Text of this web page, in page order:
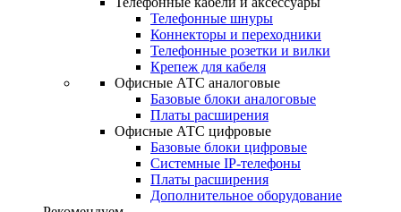
Телефонные шнуры
Коннекторы и переходники
Телефонные розетки и вилки
Крепеж для кабеля
Офисные АТС аналоговые
Базовые блоки аналоговые
Платы расширения
Офисные АТС цифровые
Базовые блоки цифровые
Системные IP-телефоны
Платы расширения
Дополнительное оборудование